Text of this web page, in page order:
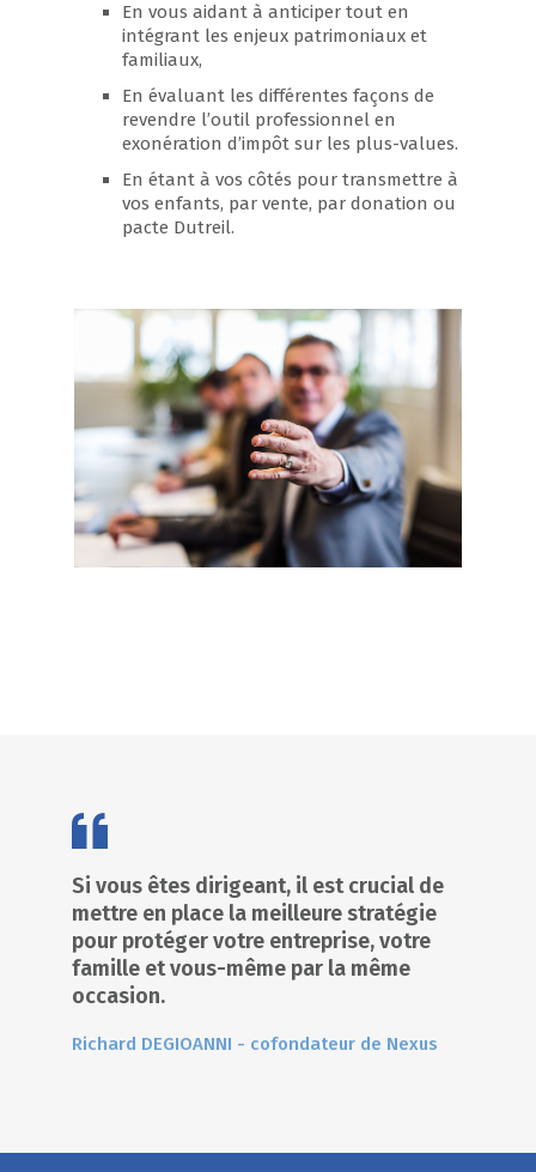
En vous aidant à anticiper tout en
intégrant les enjeux patrimoniaux et
familiaux,
En évaluant les différentes façons de
revendre l’outil professionnel en
exonération d’impôt sur les plus-values.
En étant à vos côtés pour transmettre à
vos enfants, par vente, par donation ou
pacte Dutreil.
Si vous êtes dirigeant, il est crucial de
mettre en place la meilleure stratégie
pour protéger votre entreprise, votre
famille et vous-même par la même
occasion.
Richard DEGIOANNI - cofondateur de Nexus